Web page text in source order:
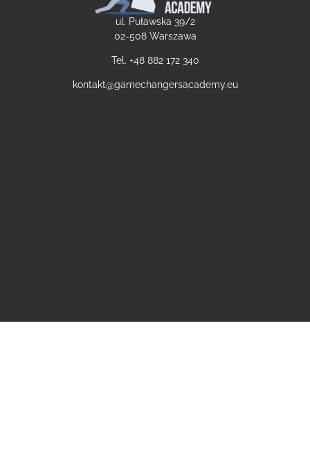
ul. Puławska 39/2
02-508 Warszawa
Tel. +48 882 172 340
kontakt@gamechangersacademy.eu